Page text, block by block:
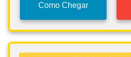
Como Chegar